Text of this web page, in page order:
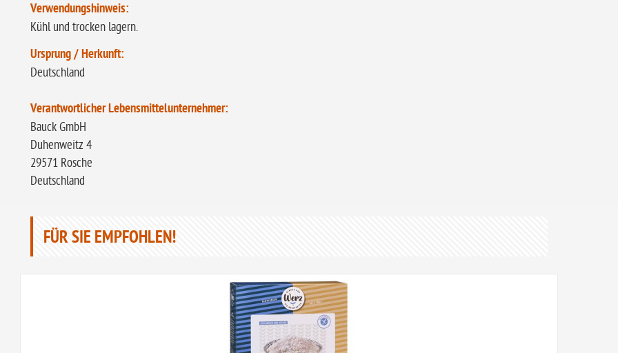
Verwendungshinweis:
Kühl und trocken lagern.
Ursprung / Herkunft:
Deutschland
Verantwortlicher Lebensmittelunternehmer:
Bauck GmbH
Duhenweitz 4
29571 Rosche
Deutschland
FÜR SIE EMPFOHLEN!